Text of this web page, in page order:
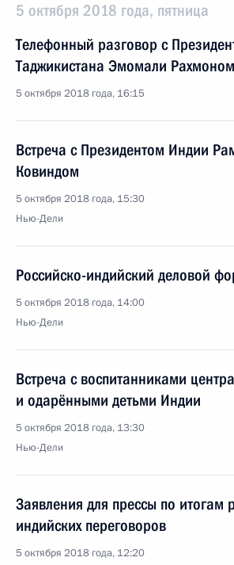
5 октября 2018 года, пятница
Телефонный разговор с
Таджикистана Эмомали Рахмоном
5 октября 2018 года, 16:15
Встреча с Президентом Индии
Ковиндом
5 октября 2018 года, 15:30
Нью-Дели
Российско-индийский деловой
5 октября 2018 года, 14:00
Нью-Дели
Встреча с воспитанниками
и одарёнными детьми Индии
5 октября 2018 года, 13:30
Нью-Дели
Заявления для прессы по итогам
индийских переговоров
5 октября 2018 года, 12:20